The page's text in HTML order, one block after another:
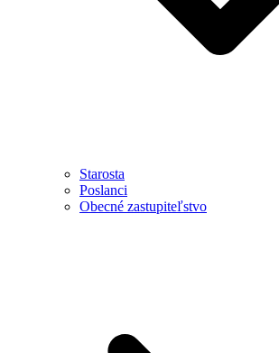
Starosta
Poslanci
Obecné zastupiteľstvo